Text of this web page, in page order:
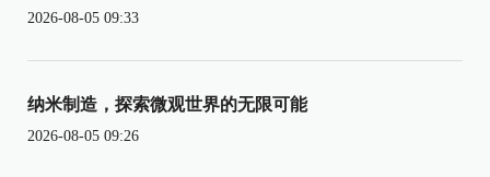
2026-08-05 09:33
纳米制造，探索微观世界的无限可能
2026-08-05 09:26